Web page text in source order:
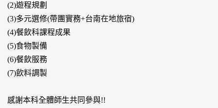
(2)遊程規劃
(3)多元選修(帶團實務+台南在地旅宿)
(4)餐飲科課程成果
(5)食物製備
(6)餐飲服務
(7)飲料調製
感謝本科全體師生共同參與!!